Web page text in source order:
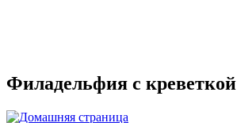
Филадельфия с креветкой